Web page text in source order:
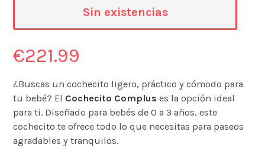
€221.99
¿Buscas un cochecito ligero, práctico y cómodo para
tu bebé? El Cochecito Complus es la opción ideal
para ti. Diseñado para bebés de 0 a 3 años, este
cochecito te ofrece todo lo que necesitas para paseos
agradables y tranquilos.
Sin existencias